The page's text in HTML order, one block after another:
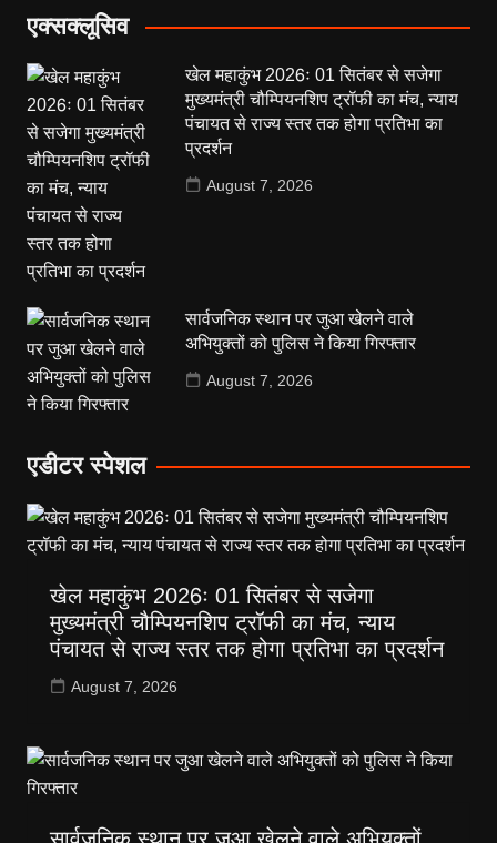
एक्सक्लूसिव
खेल महाकुंभ 2026ः 01 सितंबर से सजेगा
मुख्यमंत्री चौम्पियनशिप ट्रॉफी का मंच, न्याय
पंचायत से राज्य स्तर तक होगा प्रतिभा का
प्रदर्शन
August 7, 2026
सार्वजनिक स्थान पर जुआ खेलने वाले
अभियुक्तों को पुलिस ने किया गिरफ्तार
August 7, 2026
एडीटर स्पेशल
खेल महाकुंभ 2026ः 01 सितंबर से सजेगा
मुख्यमंत्री चौम्पियनशिप ट्रॉफी का मंच, न्याय
पंचायत से राज्य स्तर तक होगा प्रतिभा का प्रदर्शन
August 7, 2026